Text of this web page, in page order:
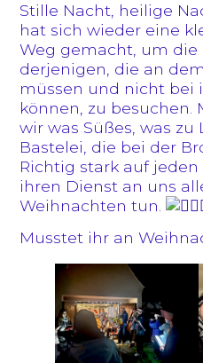
Stille Nacht, heilige
hat sich wieder eine
Weg gemacht, um die
derjenigen, die an
müssen und nicht bei
können, zu besuchen.
wir was Süßes, was zu
Bastelei, die bei der
Richtig stark auf jeden
ihren Dienst an uns
Weihnachten tun.
Musstet ihr an